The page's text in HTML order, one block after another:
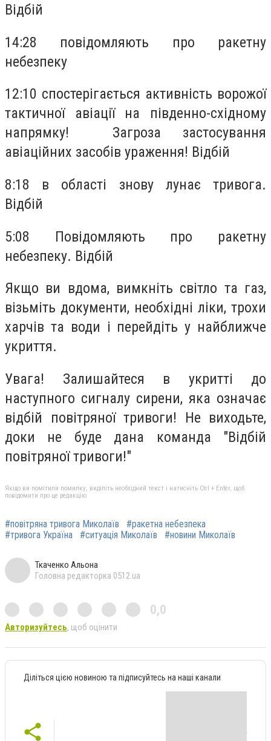
Відбій
14:28 повідомляють про ракетну
небезпеку
12:10 спостерігається активність ворожої
тактичної авіації на південно-східному
напрямку! Загроза застосування
авіаційних засобів ураження! Відбій
8:18 в області знову лунає тривога.
Відбій
5:08 Повідомляють про ракетну
небезпеку. Відбій
Якщо ви вдома, вимкніть світло та газ,
візьміть документи, необхідні ліки, трохи
харчів та води і перейдіть у найближче
укриття.
Увага! Залишайтеся в укритті до
наступного сигналу сирени, яка означає
відбій повітряної тривоги! Не виходьте,
доки не буде дана команда "Відбій
повітряної тривоги!"
Якщо ви помітили помилку, виділіть необхідний текст і натисніть Ctrl + Enter, щоб
повідомити про це редакцію
#повітряна тривога Миколаїв
#ракетна небезпека
#тривога Україна
#ситуація Миколаїв #новини Миколаїв
Ткаченко Альона
Головна редакторка 0512.ua
0,0
Авторизуйтесь, щоб оцінити
Діліться цією новиною та підписуйтесь на наші канали